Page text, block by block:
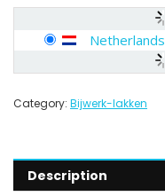
Netherlands
Category: Bijwerk-lakken
Description